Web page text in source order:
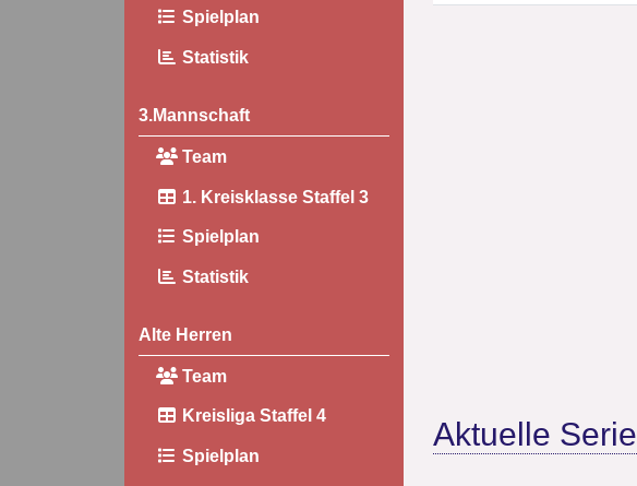
Spielplan
Statistik
3.Mannschaft
Team
1. Kreisklasse Staffel 3
Spielplan
Statistik
Alte Herren
Team
Kreisliga Staffel 4
Spielplan
Aktuelle Serie